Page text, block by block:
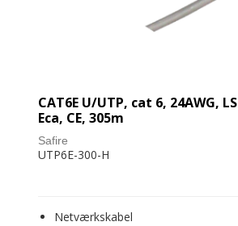
CAT6E U/UTP, cat 6, 24AWG,
Eca, CE, 305m
Safire
UTP6E-300-H
Netværkskabel